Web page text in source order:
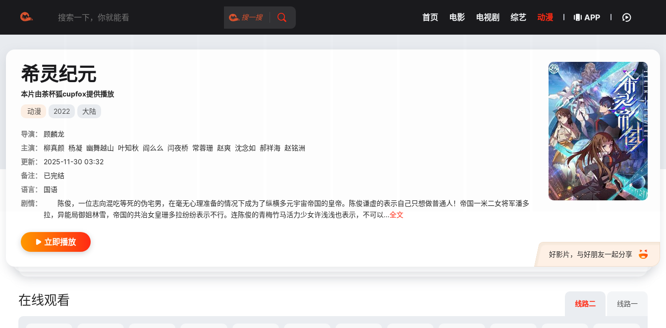
搜一搜 首页 电影 电视剧 综艺 动漫 APP
希灵纪元
本片由茶杯狐cupfox提供播放
动漫 2022 大陆
导演：
顾麟龙
主演：
柳真颜 杨凝 幽舞越山 叶知秋 阎么么 闫夜桥 常蓉珊 赵爽 沈念如 郝祥海 赵铭洲
更新：
2025-11-30 03:32
备注：
已完结
语言：
国语
剧情：
陈俊，一位志向混吃等死的伪宅男，在毫无心理准备的情况下成为了纵横多元宇宙帝国的皇帝。陈俊谦虚的表示自己只想做普通人！帝国一米二女将军潘多
拉，异能局御姐林雪，帝国的共治女皇珊多拉纷纷表示不行。连陈俊的青梅竹马活力少女许浅浅也表示，不可以...全文
好影片，与好朋友一起分享
立即播放
在线观看 线路二 线路一